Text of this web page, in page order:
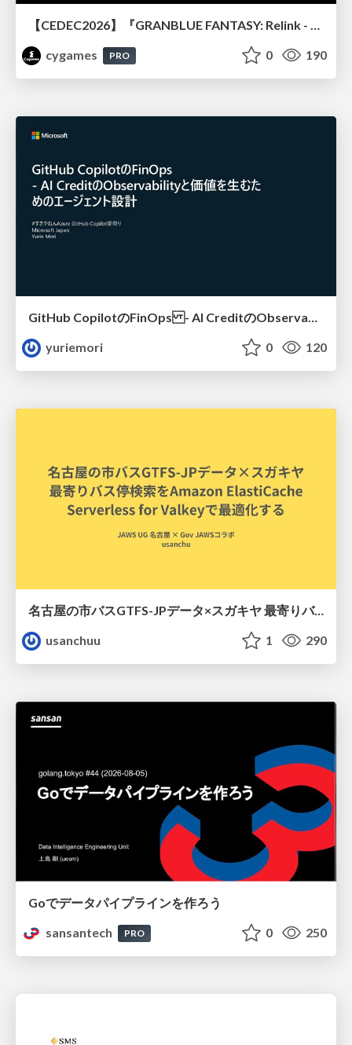
【CEDEC2026】『GRANBLUE FANTASY: Relink - Endless Ragnarok』のバトル制作事例 ～最高のキャラゲーを目指して～
cygames
PRO 0 190
GitHub CopilotのFinOps - AI CreditのObservabilityと価値を生むためのエージェント設計
yuriemori
0 120
名古屋の市バスGTFS-JPデータ×スガキヤ 最寄りバス停検索をAmazon ElastiCache Serverless for Valkeyで最適化する
usanchuu
1 290
Goでデータパイプラインを作ろう
sansantech
PRO 0 250